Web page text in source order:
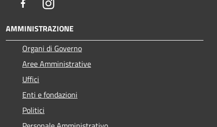
FacebookInstagram
AMMINISTRAZIONE
Organi di Governo
Aree Amministrative
Uffici
Enti e fondazioni
Politici